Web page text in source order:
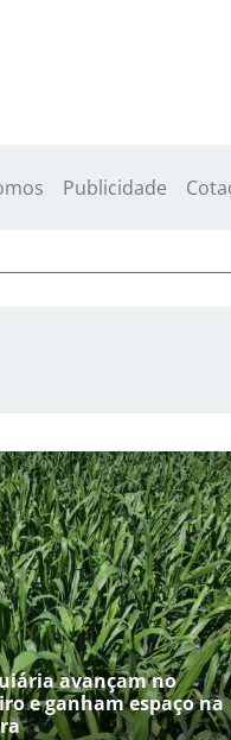
Publicidade
avançam no
e ganham espaço na